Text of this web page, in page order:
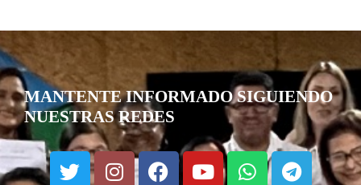
MANTENTE INFORMADO SIGUIENDO
NUESTRAS REDES